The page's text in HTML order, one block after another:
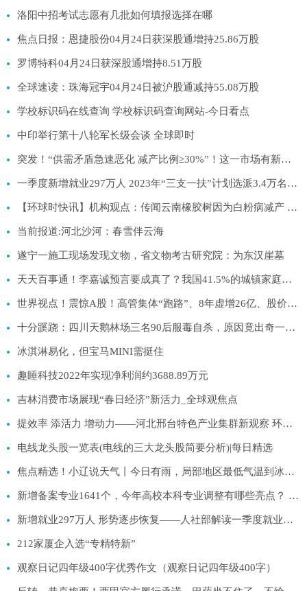
洛阳中招考试志愿有几批如何填报选择在哪
焦点日报：恩捷股份04月24日获深股通增持25.86万股
罗博特科04月24日获深股通增持8.51万股
全球速读：珠海冠宇04月24日被沪股通减持55.08万股
学校标识码在线查询 学校标识码查询网站-今日看点
中印举行第十八轮军长级会谈 全球即时
突发！“供需矛盾急速恶化 减产比例≥30%”！这一市场有新变数？
一季度新增就业297万人 2023年“三支一扶”计划选派3.4万名高校毕业生
【环球时快讯】机构观点：传闻云南橡胶树因为白粉病减产 可能造成交割品数量减少
当前报道:河北沙河：春雪伴云海
遂宁一施工现场发现文物，省文物考古研究院：为东汉崖墓
天天百事通！李嘉诚预言要成真了？我国41.5%的城镇家庭，或将面对这3大难题
世界视点！震惊A股！高管集体“跑路”、8年虚增26亿、股价暴跌90%！交易所火速关注
十分蹊跷：四川天鹅林场三名90后服毒自杀，原因竟出奇一致？
冰淇淋易化，但宝马MINI需挺住
趣睡科技2022年实现净利润约3688.89万元
吉林消费市场展现“春日经济”新活力_全球观焦点
提效率 添活力 增动力——河北邢台特色产业集群新观察 环球实时
电线龙头股一览表(电线的三大龙头股简要分析)|每日精选
焦点精选！小辽说天气丨今日有雨，局部地区最低气温到冰点以下
新增备案专业1641个，今年高校本科专业调整有哪些亮点？ 资讯推荐
新增就业297万人 形势逐步恢复——人社部解读一季度就业情况|看点
212家厦企入选“专精特新”
观察日记四年级400字优秀作文（观察日记四年级400字）